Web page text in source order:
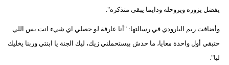
يفضل يزوره ويروحله ودايما يبقى متذكره".
وأضافت ريم البارودي في رسالتها: "أنا عارفة لو حصلي اي شيء انت بس اللي
حتبقي أول واحدة معايا، ما حدش بيستحملني زيك، ليك الجنة يا ابنتي وربنا يخليك
ليا".